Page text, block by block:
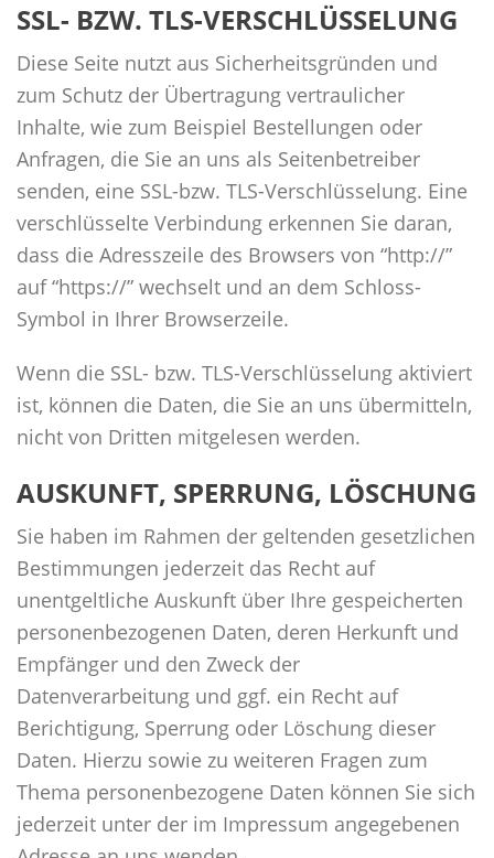
SSL- BZW. TLS-VERSCHLÜSSELUNG
Diese Seite nutzt aus Sicherheitsgründen und
zum Schutz der Übertragung vertraulicher
Inhalte, wie zum Beispiel Bestellungen oder
Anfragen, die Sie an uns als Seitenbetreiber
senden, eine SSL-bzw. TLS-Verschlüsselung. Eine
verschlüsselte Verbindung erkennen Sie daran,
dass die Adresszeile des Browsers von “http://”
auf “https://” wechselt und an dem Schloss-
Symbol in Ihrer Browserzeile.
Wenn die SSL- bzw. TLS-Verschlüsselung aktiviert
ist, können die Daten, die Sie an uns übermitteln,
nicht von Dritten mitgelesen werden.
AUSKUNFT, SPERRUNG, LÖSCHUNG
Sie haben im Rahmen der geltenden gesetzlichen
Bestimmungen jederzeit das Recht auf
unentgeltliche Auskunft über Ihre gespeicherten
personenbezogenen Daten, deren Herkunft und
Empfänger und den Zweck der
Datenverarbeitung und ggf. ein Recht auf
Berichtigung, Sperrung oder Löschung dieser
Daten. Hierzu sowie zu weiteren Fragen zum
Thema personenbezogene Daten können Sie sich
jederzeit unter der im Impressum angegebenen